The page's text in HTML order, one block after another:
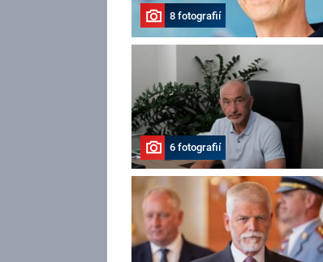
8 fotografií
6 fotografií